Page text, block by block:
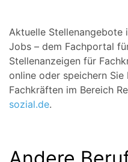
Aktuelle Stellenangebote
Jobs – dem Fachportal
Stellenanzeigen für
online oder speichern
Fachkräften im Bereich
sozial.de.